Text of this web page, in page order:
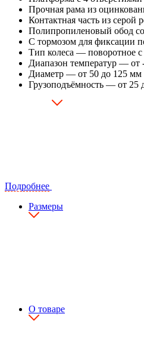
Прочная рама из
Контактная часть из серой
Полипропиленовый обод
С тормозом для фиксации
Тип колеса — поворотное
Диапазон температур — от
Диаметр — от 50 до 125 мм
Грузоподъёмность — от 25
Подробнее
Размеры
О товаре